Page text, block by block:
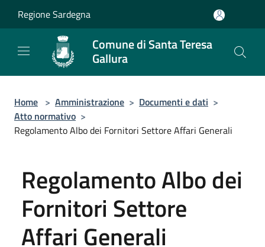
Regione Sardegna
Comune di Santa Teresa
Gallura
Home > Amministrazione > Documenti e dati >
Atto normativo >
Regolamento Albo dei Fornitori Settore Affari Generali
Regolamento Albo dei
Fornitori Settore
Affari Generali